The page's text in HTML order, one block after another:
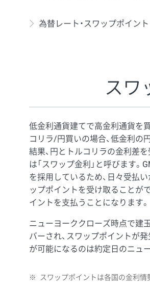
※ハンガリーフォリント/円と南
為替レート・スワップポイント
スワ
低金利通貨建てで高金利通貨を
コリラ/円買いの場合、低金利の
結果、円とトルコリラの金利差
は「スワップ金利」と呼びます
を採用しているため、日々受払
ップポイントを受け取ることが
イントを支払うことになります。
ニューヨーククローズ時点で建
バーされ、スワップポイントが
が可能になるのは約定日のニュ
※ スワップポイントは各国の金利情